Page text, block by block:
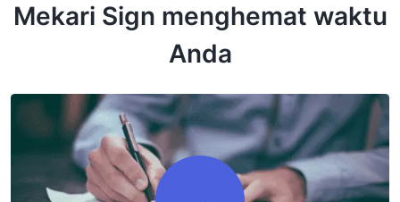
Mekari Sign menghemat waktu
Anda